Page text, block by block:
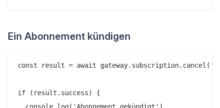
Ein Abonnement kündigen
const result = await
if (result.success) {